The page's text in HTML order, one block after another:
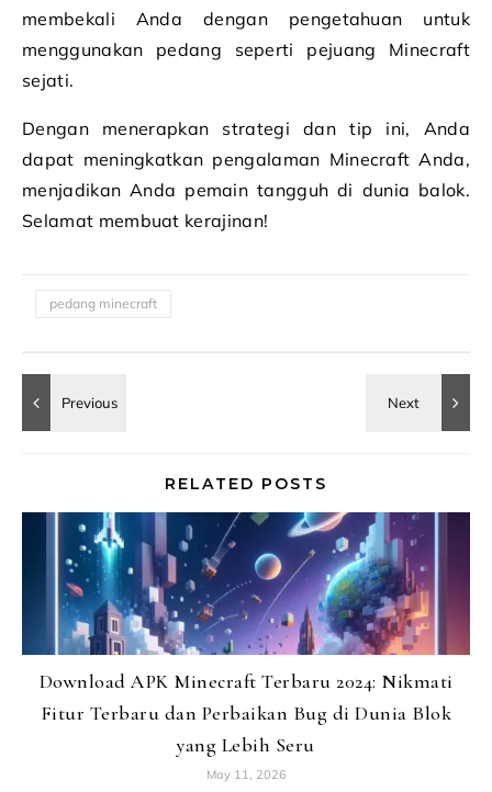
membekali Anda dengan pengetahuan untuk
menggunakan pedang seperti pejuang Minecraft
sejati.
Dengan menerapkan strategi dan tip ini, Anda
dapat meningkatkan pengalaman Minecraft Anda,
menjadikan Anda pemain tangguh di dunia balok.
Selamat membuat kerajinan!
pedang minecraft
RELATED POSTS
Download APK Minecraft Terbaru 2024: Nikmati
Fitur Terbaru dan Perbaikan Bug di Dunia Blok
yang Lebih Seru
May 11, 2026